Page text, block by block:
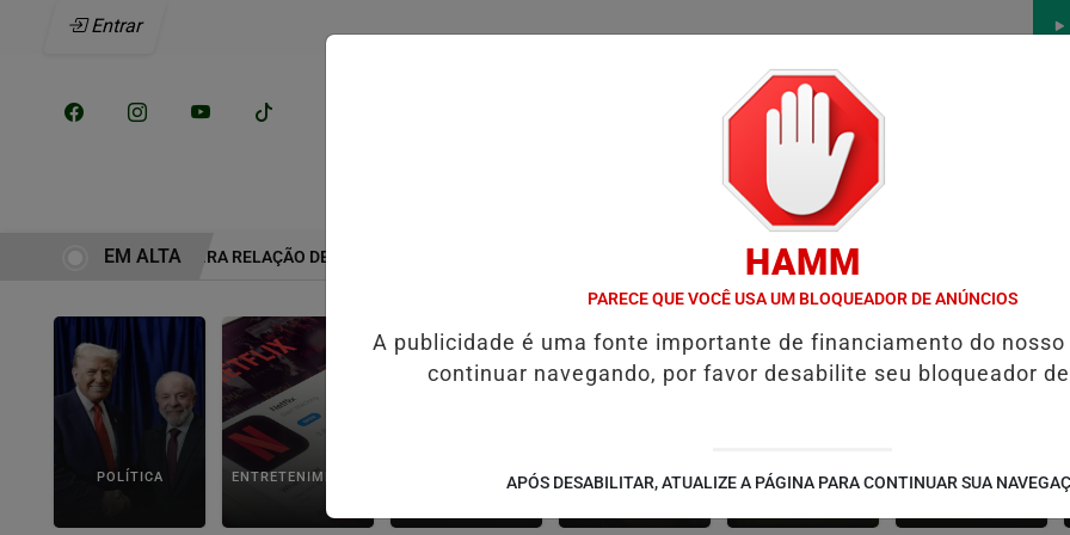
Entrar
CONTATO / PUBLICIDADES LEGAIS
ERA A VERDADEIRA RELAÇÃO DE ELIZE E MARCOS MATSUNAGA ANTES DO CRIME PREFEITURA DE FORMOSA INICIA
EM ALTA
POLÍTICA ENTRETENIMENTO
CONTEÚDO
PATROCINADO
ESPORTES
CÂMARA DOS
HAMM
PARECE QUE VOCÊ USA UM BLOQUEADOR DE ANÚNCIOS
A publicidade é uma fonte importante de financiamento do nosso
continuar navegando, por favor desabilite seu bloqueador
APÓS DESABILITAR, ATUALIZE A PÁGINA PARA CONTINUAR SUA